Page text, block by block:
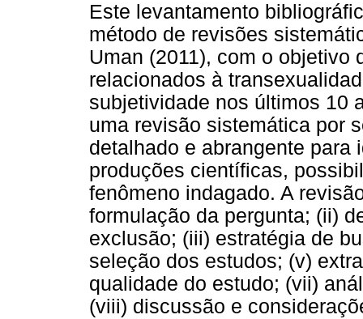
Este levantamento
método de revisões
Uman (2011), com o
relacionados à
subjetividade nos últimos 10
uma revisão sistemática por
detalhado e abrangente
produções científicas,
fenômeno indagado. A
formulação da pergunta; (ii)
exclusão; (iii) estratégia de
seleção dos estudos; (v)
qualidade do estudo; (vii)
(viii) discussão e